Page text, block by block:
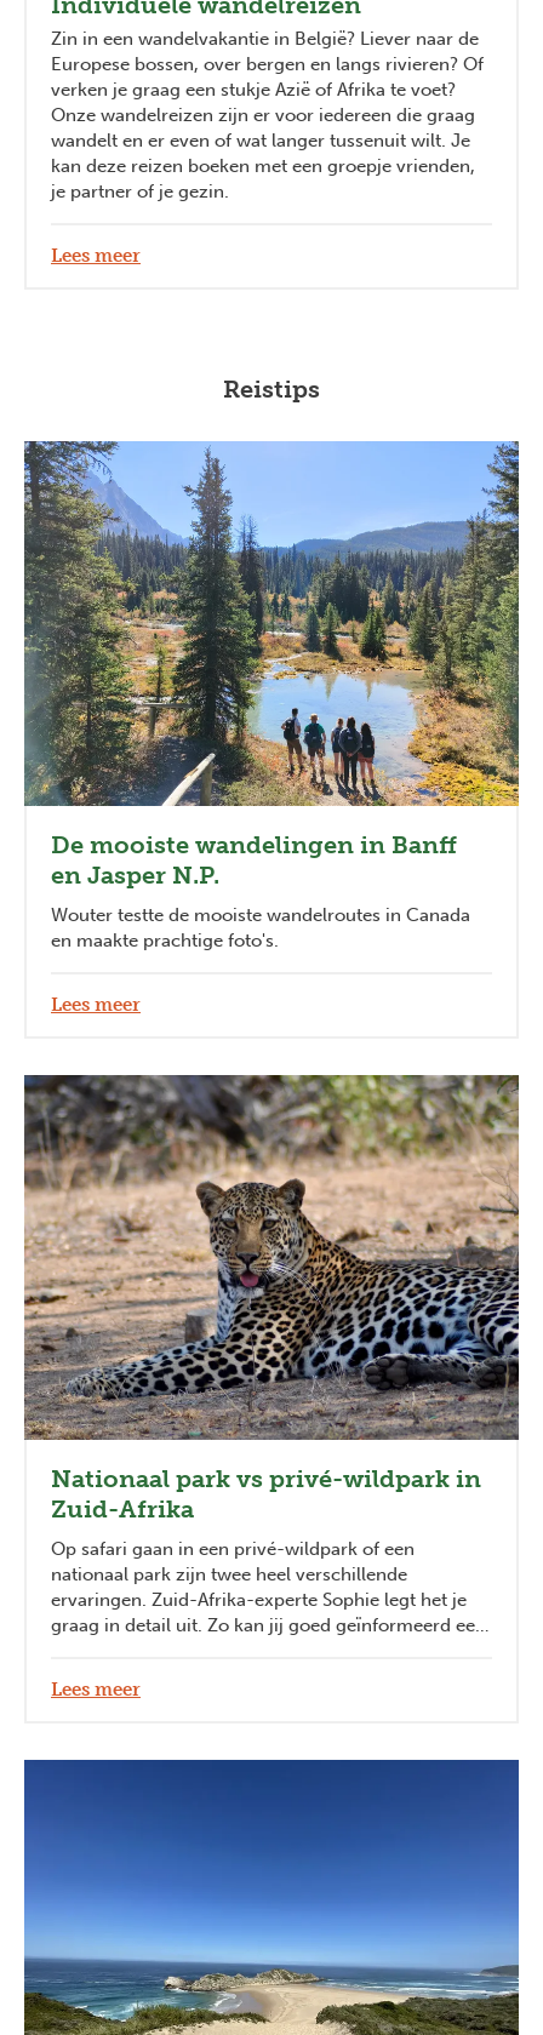
Zin in een wandelvakantie in België? Liever naar de
Europese bossen, over bergen en langs rivieren? Of
verken je graag een stukje Azië of Afrika te voet?
Onze wandelreizen zijn er voor iedereen die graag
wandelt en er even of wat langer tussenuit wilt. Je
kan deze reizen boeken met een groepje vrienden,
je partner of je gezin.
Lees meer
Reistips
De mooiste wandelingen in Banff
en Jasper N.P.
Wouter testte de mooiste wandelroutes in Canada
en maakte prachtige foto's.
Lees meer
Nationaal park vs privé-wildpark in
Zuid-Afrika
Op safari gaan in een privé-wildpark of een
nationaal park zijn twee heel verschillende
ervaringen. Zuid-Afrika-experte Sophie legt het je
graag in detail uit. Zo kan jij goed geïnformeerd een
Lees meer